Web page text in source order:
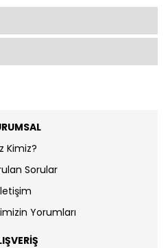
Kimiz?
Sorular
Yorumları